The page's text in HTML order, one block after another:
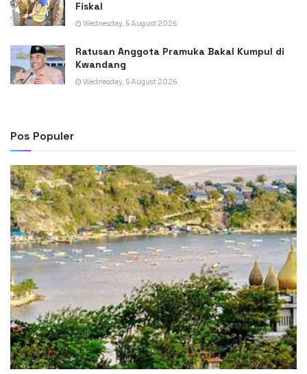
Fiskal
Wednesday, 5 August 2026
Ratusan Anggota Pramuka Bakal Kumpul di
Kwandang
Wednesday, 5 August 2026
Pos Populer